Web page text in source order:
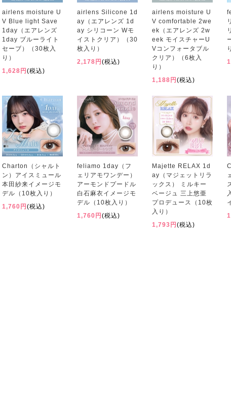
airlens moisture U
V Blue light Save
1day（エアレンズ
1day ブルーライト
セーブ）（30枚入
り）
1,628円 (税込)
airlens Silicone 1d
ay（エアレンズ 1d
ay シリコーン Wモ
イストクリア）（30
枚入り）
2,178円 (税込)
airlens moisture U
V comfortable 2we
ek（エアレンズ 2w
eek モイスチャーU
Vコンフォータブル
クリア）（6枚入
り）
1,188円 (税込)
Charton（シャルト
ン）アイスミュール
本田紗来イメージモ
デル（10枚入り）
1,760円 (税込)
feliamo 1day（フ
ェリアモワンデー）
アーモンドプードル
白石麻衣イメージモ
デル（10枚入り）
1,760円 (税込)
Majette RELAX 1d
ay（マジェットリラ
ックス） ミルキー
ベージュ 三上悠亜
プロデュース（10枚
入り）
1,793円 (税込)